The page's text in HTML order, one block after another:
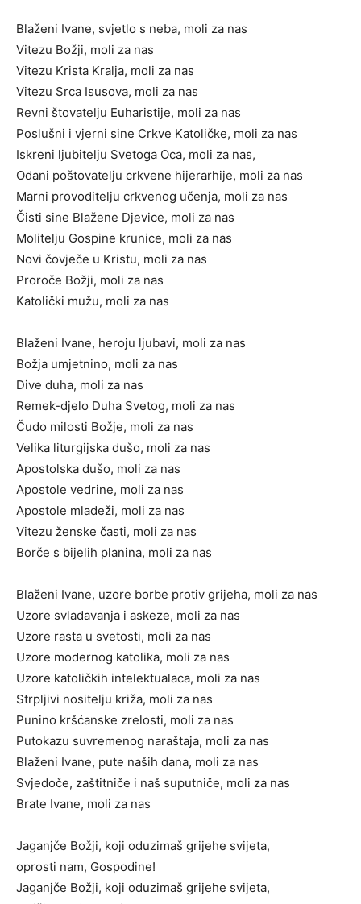
Blaženi Ivane, svjetlo s neba, moli za nas
Vitezu Božji, moli za nas
Vitezu Krista Kralja, moli za nas
Vitezu Srca Isusova, moli za nas
Revni štovatelju Euharistije, moli za nas
Poslušni i vjerni sine Crkve Katoličke, moli za nas
Iskreni ljubitelju Svetoga Oca, moli za nas,
Odani poštovatelju crkvene hijerarhije, moli za nas
Marni provoditelju crkvenog učenja, moli za nas
Čisti sine Blažene Djevice, moli za nas
Molitelju Gospine krunice, moli za nas
Novi čovječe u Kristu, moli za nas
Proroče Božji, moli za nas
Katolički mužu, moli za nas
Blaženi Ivane, heroju ljubavi, moli za nas
Božja umjetnino, moli za nas
Dive duha, moli za nas
Remek-djelo Duha Svetog, moli za nas
Čudo milosti Božje, moli za nas
Velika liturgijska dušo, moli za nas
Apostolska dušo, moli za nas
Apostole vedrine, moli za nas
Apostole mladeži, moli za nas
Vitezu ženske časti, moli za nas
Borče s bijelih planina, moli za nas
Blaženi Ivane, uzore borbe protiv grijeha, moli za nas
Uzore svladavanja i askeze, moli za nas
Uzore rasta u svetosti, moli za nas
Uzore modernog katolika, moli za nas
Uzore katoličkih intelektualaca, moli za nas
Strpljivi nositelju križa, moli za nas
Punino kršćanske zrelosti, moli za nas
Putokazu suvremenog naraštaja, moli za nas
Blaženi Ivane, pute naših dana, moli za nas
Svjedoče, zaštitniče i naš suputniče, moli za nas
Brate Ivane, moli za nas
Jaganjče Božji, koji oduzimaš grijehe svijeta,
oprosti nam, Gospodine!
Jaganjče Božji, koji oduzimaš grijehe svijeta,